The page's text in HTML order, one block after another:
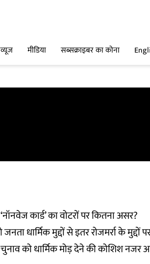
मीडिया सब्सक्राइबर का कोना
कार्ड’ का वोटरों पर कितना असर?
धार्मिक मुद्दों से इतर रोजमर्रा के मुद्दों
चुनाव को धार्मिक मोड़ देने की कोशिश नजर